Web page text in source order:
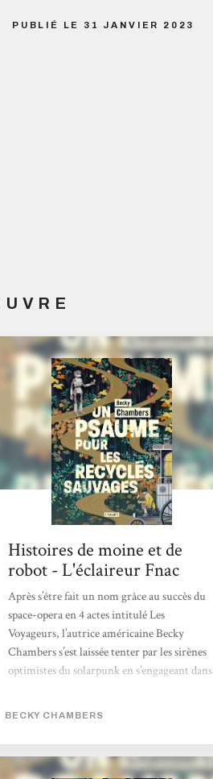
PUBLIÉ LE 31 JANVIER 2023
Histoires de moine et de
robot - L'éclaireur Fnac
Après s’être fait un nom grâce au succès du
space-opera en 4 actes intitulé Les
Voyageurs, l’autrice américaine Becky
Chambers s’est laissée tenter par les sirènes
optimistes du solarpunk en s’engageant dans
pérégrinations d’un duo pour le moins
baroque composé d’un homme de foi et d’un
BECKY CHAMBERS